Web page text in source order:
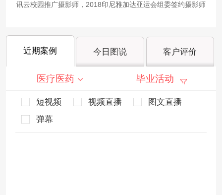
讯云校园推广摄影师，2018印尼雅加达亚运会组委签约摄影师
近期案例 今日图说 客户评价
医疗医药 毕业活动
短视频 视频直播
图文直播
弹幕